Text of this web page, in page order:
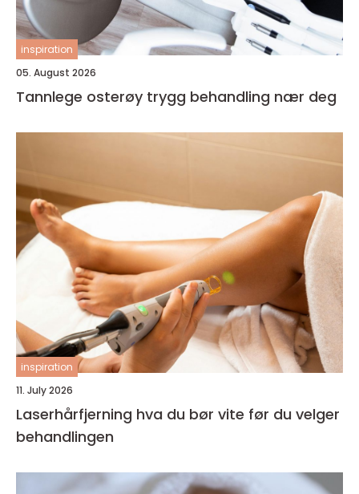
inspiration
05. August 2026
Tannlege osterøy trygg behandling nær deg
inspiration
11. July 2026
Laserhårfjerning hva du bør vite før du velger
behandlingen